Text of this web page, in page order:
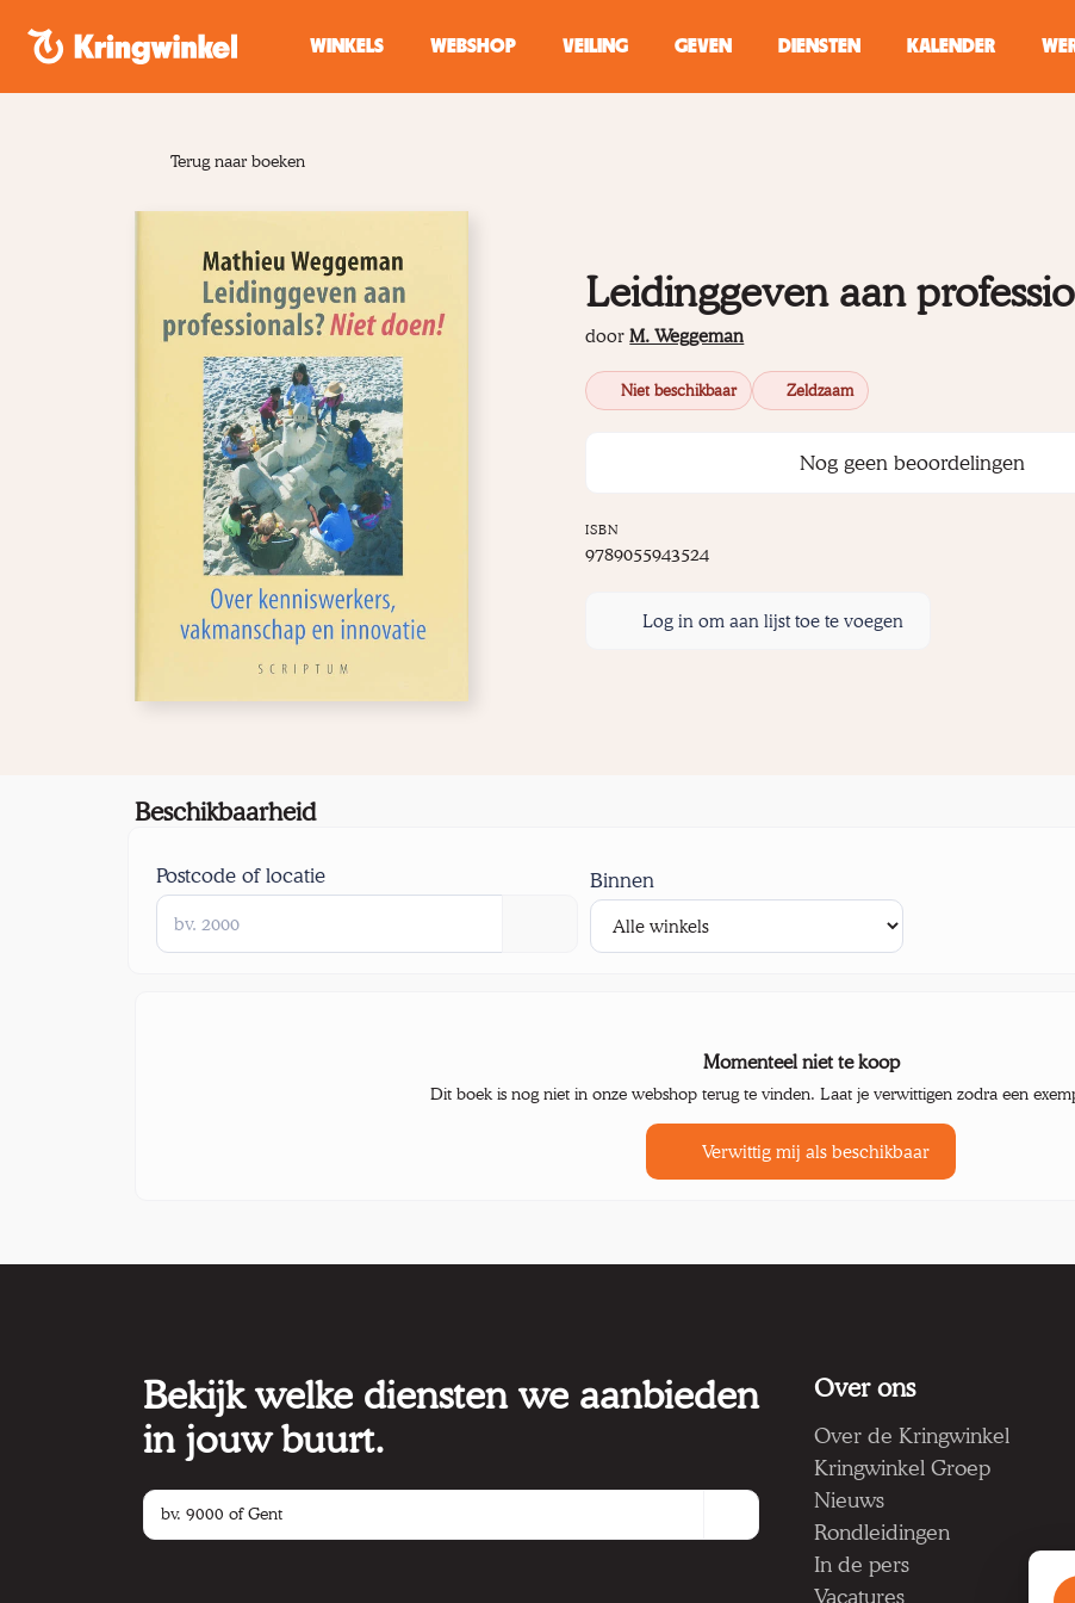
WINKELS
WEBSHOP VEILING GEVEN DIENSTEN KALENDER
Terug naar boeken
Leidinggeven aan
doorM. Weggeman
Niet beschikbaar Zeldzaam
Nog geen beoordelingen
ISBN
9789055943524
Log in om aan lijst toe te voegen
Beschikbaarheid
Postcode of locatie Binnen
Momenteel niet te koop
Dit boek is nog niet in onze webshop terug te vinden. Laat je verwittigen zodra een
Verwittig mij als beschikbaar
Bekijk welke diensten we aanbieden
in jouw buurt.
Over ons
Over de Kringwinkel
Kringwinkel Groep
Nieuws
Rondleidingen
In de pers
Vacatures